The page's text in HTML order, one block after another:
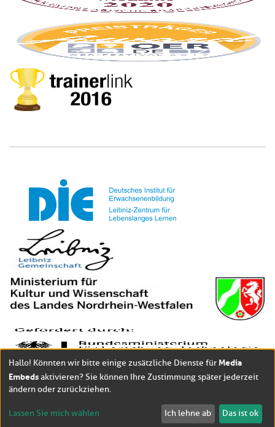
Hallo! Könnten wir bitte einige zusätzliche Dienste für Media
Embedsaktivieren? Sie können Ihre Zustimmung später jederzeit
ändern oder zurückziehen.
Lassen Sie mich wählen Ich lehne ab Das ist ok